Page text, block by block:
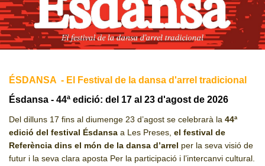
CJ EMANCIPACIÓ
CJ SALUT
CJ LOCAL
T'INTERESSA #SOMJOVES
ÉSDANSA - El Festival de la dansa d'arrel tradicional
Ésdansa - 44ª edició: del 17 al 23 d'agost de 2026
Del dilluns 17 fins al diumenge 23 d’agost se celebrarà la 44ª
edició del festival Ésdansa a Les Preses, el festival de
Referència dins el món de la dansa d’arrel per la seva visió de
futur i la seva clara aposta Per la participació i l’intercanvi cultural.